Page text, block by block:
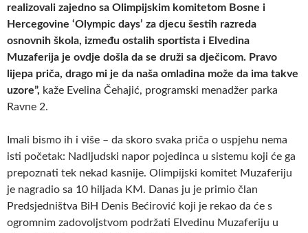
realizovali zajedno sa Olimpijskim komitetom Bosne i
Hercegovine ‘Olympic days’ za djecu šestih razreda
osnovnih škola, između ostalih sportista i Elvedina
Muzaferija je ovdje došla da se druži sa dječicom. Pravo
lijepa priča, drago mi je da naša omladina može da ima takve
uzore”, kaže Evelina Čehajić, programski menadžer parka
Ravne 2.
Imali bismo ih i više – da skoro svaka priča o uspjehu nema
isti početak: Nadljudski napor pojedinca u sistemu koji će ga
prepoznati tek nekad kasnije. Olimpijski komitet Muzaferiju
je nagradio sa 10 hiljada KM. Danas ju je primio član
Predsjedništva BiH Denis Bećirović koji je rekao da će s
ogromnim zadovoljstvom podržati Elvedinu Muzaferiju u